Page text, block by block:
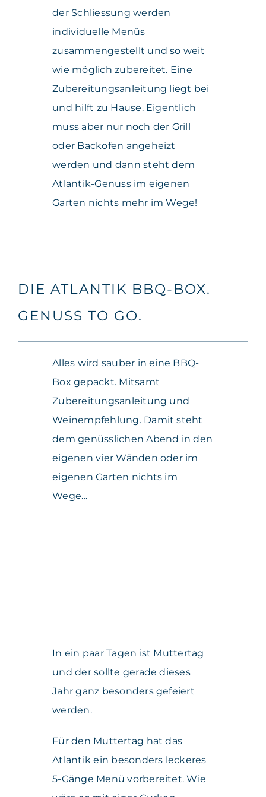
der Schliessung werden
individuelle Menüs
zusammengestellt und so weit
wie möglich zubereitet. Eine
Zubereitungsanleitung liegt bei
und hilft zu Hause. Eigentlich
muss aber nur noch der Grill
oder Backofen angeheizt
werden und dann steht dem
Atlantik-Genuss im eigenen
Garten nichts mehr im Wege!
DIE ATLANTIK BBQ-BOX.
GENUSS TO GO.
Alles wird sauber in eine BBQ-
Box gepackt. Mitsamt
Zubereitungsanleitung und
Weinempfehlung. Damit steht
dem genüsslichen Abend in den
eigenen vier Wänden oder im
eigenen Garten nichts im
Wege…
In ein paar Tagen ist Muttertag
und der sollte gerade dieses
Jahr ganz besonders gefeiert
werden.
Für den Muttertag hat das
Atlantik ein besonders leckeres
5-Gänge Menü vorbereitet. Wie